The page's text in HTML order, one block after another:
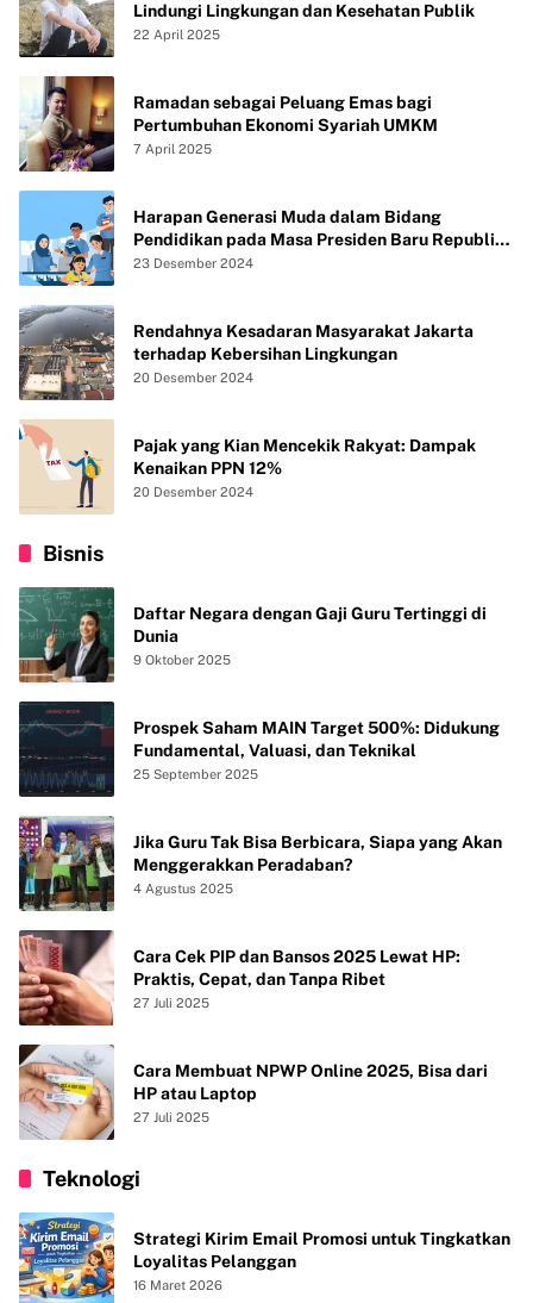
Lindungi Lingkungan dan Kesehatan Publik
22 April 2025
Ramadan sebagai Peluang Emas bagi
Pertumbuhan Ekonomi Syariah UMKM
7 April 2025
Harapan Generasi Muda dalam Bidang
Pendidikan pada Masa Presiden Baru Republik
Indonesia
23 Desember 2024
Rendahnya Kesadaran Masyarakat Jakarta
terhadap Kebersihan Lingkungan
20 Desember 2024
Pajak yang Kian Mencekik Rakyat: Dampak
Kenaikan PPN 12%
20 Desember 2024
Bisnis
Daftar Negara dengan Gaji Guru Tertinggi di
Dunia
9 Oktober 2025
Prospek Saham MAIN Target 500%: Didukung
Fundamental, Valuasi, dan Teknikal
25 September 2025
Jika Guru Tak Bisa Berbicara, Siapa yang Akan
Menggerakkan Peradaban?
4 Agustus 2025
Cara Cek PIP dan Bansos 2025 Lewat HP:
Praktis, Cepat, dan Tanpa Ribet
27 Juli 2025
Cara Membuat NPWP Online 2025, Bisa dari
HP atau Laptop
27 Juli 2025
Teknologi
Strategi Kirim Email Promosi untuk Tingkatkan
Loyalitas Pelanggan
16 Maret 2026